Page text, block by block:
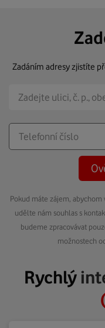
Zadáním adresy zjistíte
Pokud máte zájem,
udělte nám souhlas s
budeme zpracovávat
možnostech
Rychlý